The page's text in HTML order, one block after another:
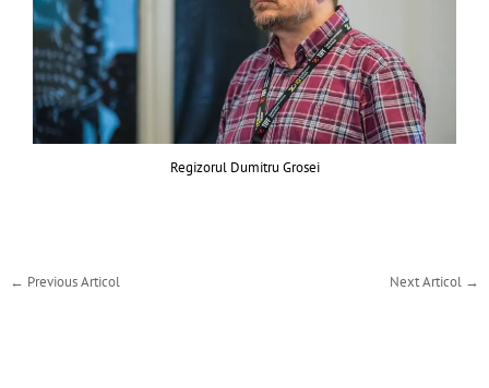
Regizorul Dumitru Grosei
← Previous Articol Next Articol →